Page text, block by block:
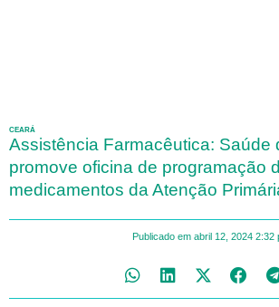
CEARÁ
Assistência Farmacêutica: Saúde
promove oficina de programação
medicamentos da Atenção
Publicado em abril 12, 2024 2:32